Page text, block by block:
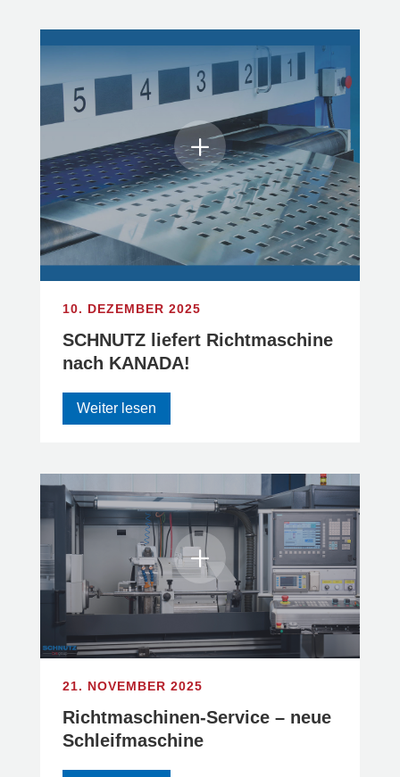
10. DEZEMBER 2025
SCHNUTZ liefert Richtmaschine
nach KANADA!⁠ ⁠
Weiter lesen
21. NOVEMBER 2025
Richtmaschinen-Service – neue
Schleifmaschine